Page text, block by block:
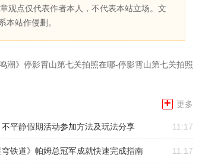
观点仅代表作者本人，不代表本站立场。文
站作侵删。
鸣潮》停影霄山第七关拍照在哪-停影霄山第七关拍照
+ 更多
不平静假期活动参加方法及玩法分享 11:17
穹铁道》帕姆总冠军成就快速完成指南 11:17